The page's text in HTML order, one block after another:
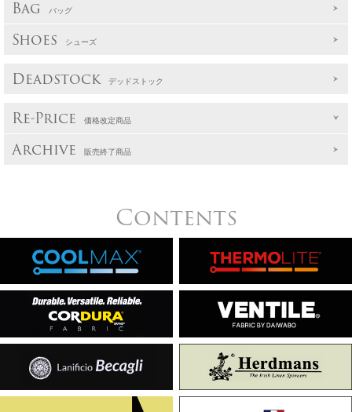
Bag バッグ
Shoes シューズ
Deadstock デッドストック
Re-Price 価格改定商品
Archive 販売終了商品
Contents